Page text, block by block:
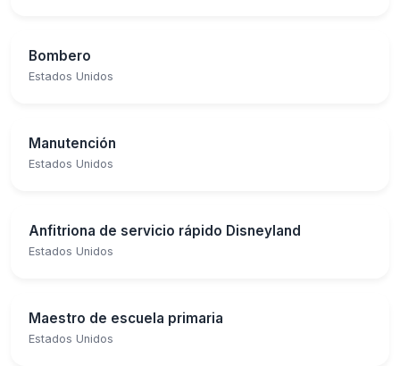
Bombero
Estados Unidos
Manutención
Estados Unidos
Anfitriona de servicio rápido Disneyland
Estados Unidos
Maestro de escuela primaria
Estados Unidos